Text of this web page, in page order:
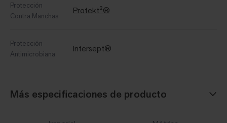
Protección
Contra Manchas
Protekt²®
Protección
Antimicrobiana
Intersept®
Más especificaciones de producto